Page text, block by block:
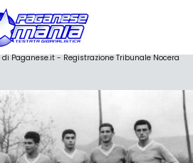
Paganese.it - Registrazione Tribunale Nocera